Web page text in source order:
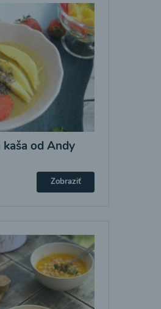
kaša od Andy
Zobraziť